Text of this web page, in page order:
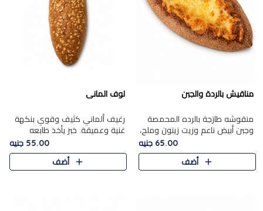
مناقيش بالردة والجبن
منقوشه طازجة بالرده المحمصة
وجبن أبيض ناعم وزيت زيتون وملح،
مباشرة من الفرن.الرده مع نعومة
الجبن فوق عجينة طازجة.
65.00 جنيه
أضف
لوف المانى
رغيف ألماني كثيف وقوي بنكهة
غنية وعميقة. خبز يأخذ طابعه
55.00 جنيه
أضف